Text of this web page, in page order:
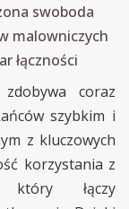
swoboda
malowniczych
łączności
coraz
szybkim i
z kluczowych
korzystania z
który łączy